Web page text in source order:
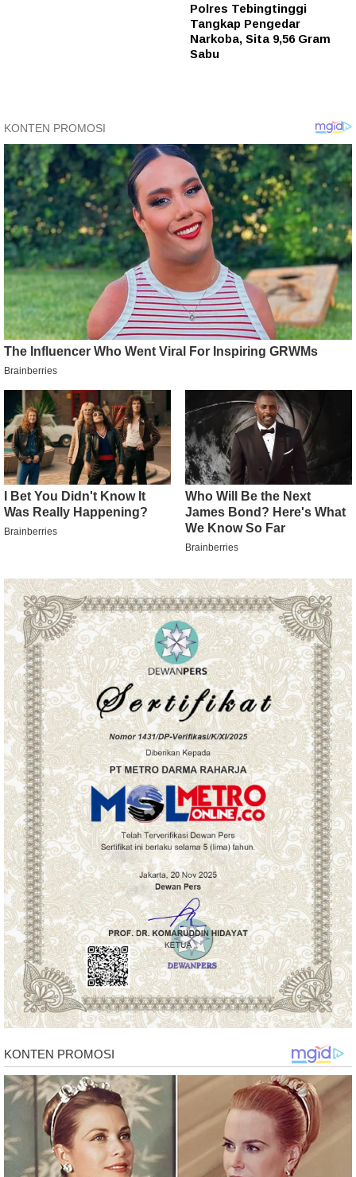
Polres Tebingtinggi
Tangkap Pengedar
Narkoba, Sita 9,56 Gram
Sabu